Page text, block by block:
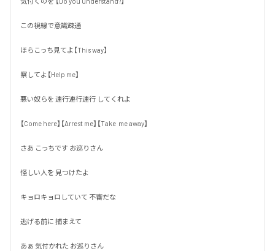
この視線で意識疎通
ほらこっち見てよ【This way】
察してよ【Help me】
悪い奴らを 連行連行連行 してくれよ
【Come here】【Arrest me】【Take  me away】
さあ こっちです お巡りさん
怪しい人を 見つけたよ
キョロキョロしていて 不審だな
逃げる前に 捕まえて
あぁ 気付かれた お巡りさん